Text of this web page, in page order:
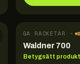
FÄRDIGA
Waldner 700
Betygsätt